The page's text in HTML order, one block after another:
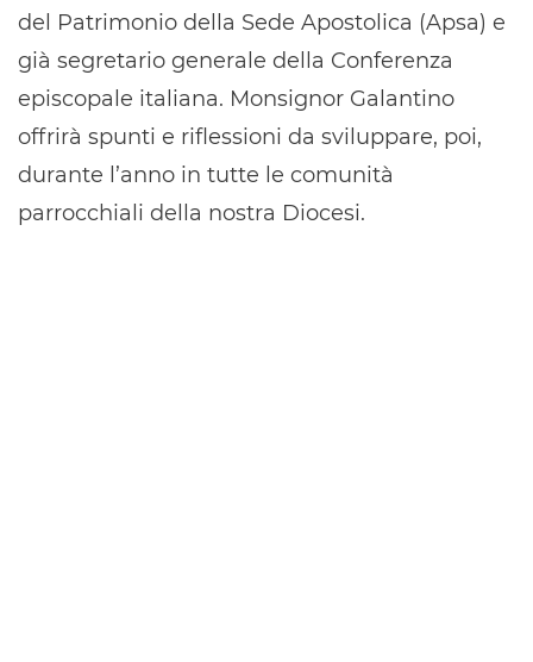
del Patrimonio della Sede Apostolica (Apsa) e
già segretario generale della Conferenza
episcopale italiana. Monsignor Galantino
offrirà spunti e riflessioni da sviluppare, poi,
durante l’anno in tutte le comunità
parrocchiali della nostra Diocesi.